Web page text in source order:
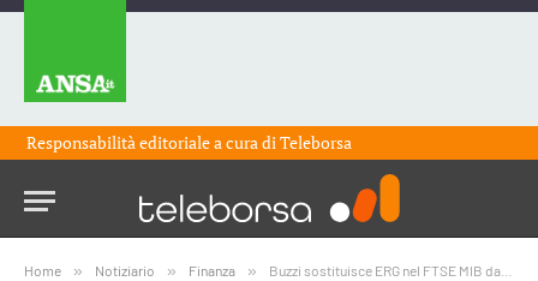
Responsabilità editoriale a cura diTeleborsa
Home » Notiziario » Finanza » Buzzi sostituisce ERG nel FTSE MIB dal 23 dicembre